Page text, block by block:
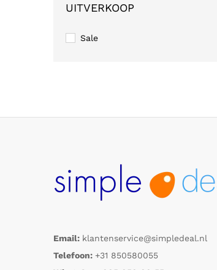
UITVERKOOP
Sale
Email: klantenservice@simpledeal.nl
Telefoon: +31 850580055